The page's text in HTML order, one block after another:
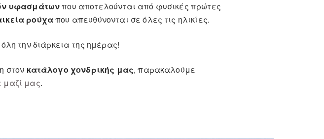
υφασμάτωνπου αποτελούνται από φυσικές πρώτες
ρούχαπου απευθύνονται σε όλες τις ηλικίες.
την διάρκεια της ημέρας!
στον κατάλογο χονδρικής μας, παρακαλούμε
μαζί μας.